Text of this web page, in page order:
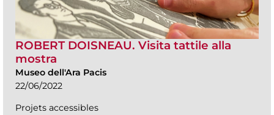
ROBERT DOISNEAU. Visita tattile alla
mostra
Museo dell'Ara Pacis
22/06/2022
Projets accessibles